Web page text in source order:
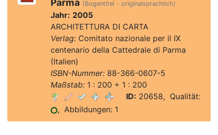
Parma (Bogentitel - originalsprachlich)
Jahr: 2005
ARCHITETTURA DI CARTA
Verlag:Comitato nazionale per il IX
centenario della Cattedrale di Parma
(Italien)
ISBN-Nummer:88-366-0607-5
Maßstab:1 : 200 + 1 : 200
ID: 20658, Qualität:
, Abbildungen: 1